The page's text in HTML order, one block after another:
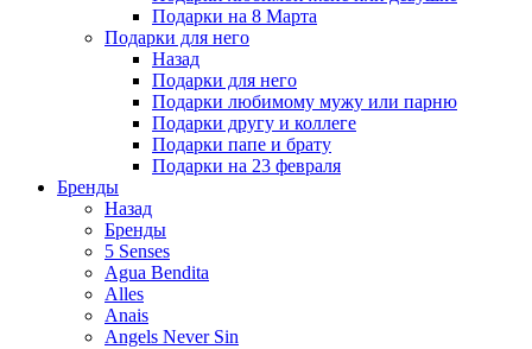
Подарки на 8 Марта
Подарки для него
Назад
Подарки для него
Подарки любимому мужу или парню
Подарки другу и коллеге
Подарки папе и брату
Подарки на 23 февраля
Бренды
Назад
Бренды
5 Senses
Agua Bendita
Alles
Anais
Angels Never Sin